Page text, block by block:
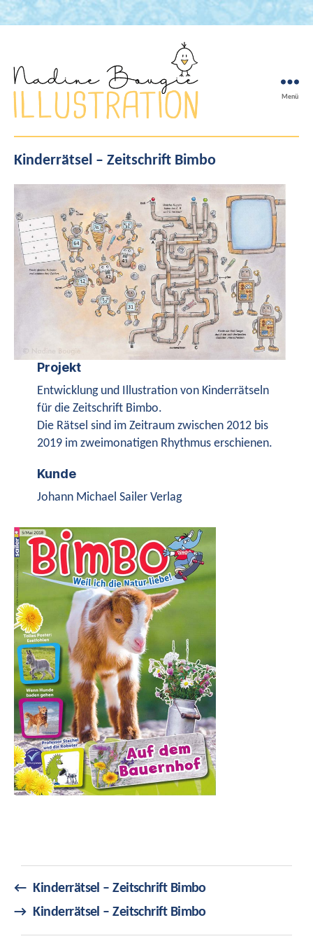
Menü
Kinderrätsel – Zeitschrift Bimbo
Projekt
Entwicklung und Illustration von Kinderrätseln
für die Zeitschrift Bimbo.
Die Rätsel sind im Zeitraum zwischen 2012 bis
2019 im zweimonatigen Rhythmus erschienen.
Kunde
Johann Michael Sailer Verlag
← Kinderrätsel – Zeitschrift Bimbo
→ Kinderrätsel – Zeitschrift Bimbo